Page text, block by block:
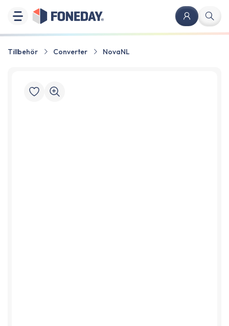
Tillbehör Converter NovaNL